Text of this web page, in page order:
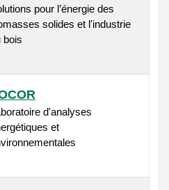
pour l’énergie des
solides et l'industrie
bois
d'analyses
et